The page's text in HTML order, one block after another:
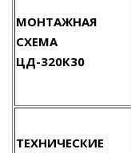
МОНТАЖНАЯ
СХЕМА
ЦД-320К30
ТЕХНИЧЕСКИЕ